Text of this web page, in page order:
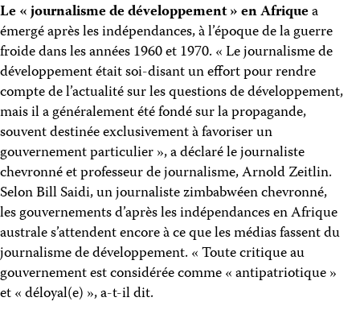
Le « journalisme de développement » en Afriquea
émergé après les indépendances, à l’époque de la guerre
froide dans les années 1960 et 1970. « Le journalisme de
développement était soi-disant un effort pour rendre
compte de l’actualité sur les questions de développement,
mais il a généralement été fondé sur la propagande,
souvent destinée exclusivement à favoriser un
gouvernement particulier », a déclaré le journaliste
chevronné et professeur de journalisme, Arnold Zeitlin.
Selon Bill Saidi, un journaliste zimbabwéen chevronné,
les gouvernements d’après les indépendances en Afrique
australe s’attendent encore à ce que les médias fassent du
journalisme de développement. « Toute critique au
gouvernement est considérée comme « antipatriotique »
et « déloyal(e) », a-t-il dit.